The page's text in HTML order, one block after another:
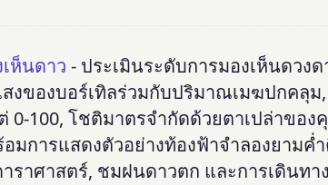
ห็นดาว - ประเมินระดับการมองเห็นดว
งของบอร์เทิลร่วมกับปริมาณเมฆปกคลุ
0-100, โชติมาตรจำกัดด้วยตาเปล่าข
มการแสดงตัวอย่างท้องฟ้าจำลองยามค่
ราศาสตร์, ชมฝนดาวตก และการเดินท